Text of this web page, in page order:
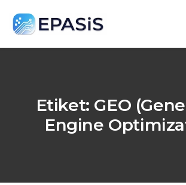
Etiket: GEO
Engine